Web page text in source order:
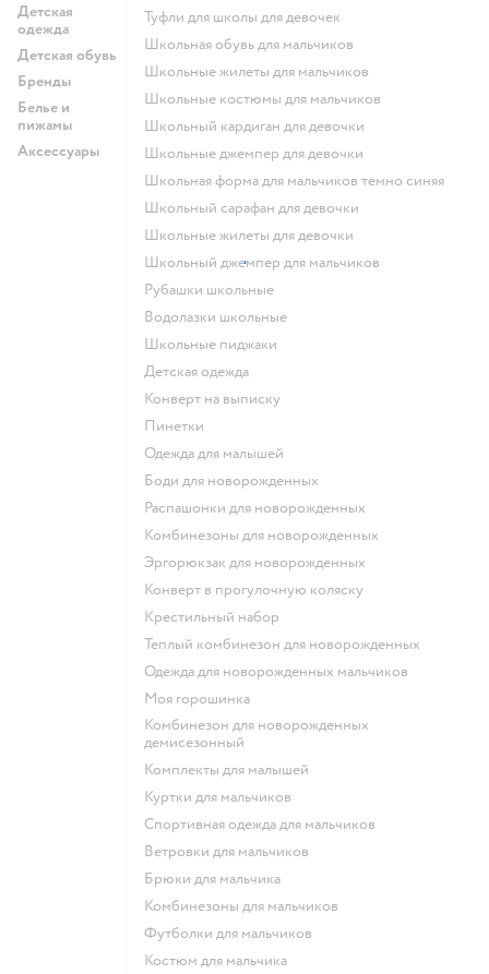
Детская
одежда
Детская обувь
Бренды
Белье и
пижамы
Аксессуары
Туфли для школы для девочек
Школьная обувь для мальчиков
Школьные жилеты для мальчиков
Школьные костюмы для мальчиков
Школьный кардиган для девочки
Школьные джемпер для девочки
Школьная форма для мальчиков темно синяя
Школьный сарафан для девочки
Школьные жилеты для девочки
Школьный джемпер для мальчиков
Рубашки школьные
Водолазки школьные
Школьные пиджаки
Детская одежда
Конверт на выписку
Пинетки
Одежда для малышей
Боди для новорожденных
Распашонки для новорожденных
Комбинезоны для новорожденных
Эргорюкзак для новорожденных
Конверт в прогулочную коляску
Крестильный набор
Теплый комбинезон для новорожденных
Одежда для новорожденных мальчиков
Моя горошинка
Комбинезон для новорожденных
демисезонный
Комплекты для малышей
Куртки для мальчиков
Спортивная одежда для мальчиков
Ветровки для мальчиков
Брюки для мальчика
Комбинезоны для мальчиков
Футболки для мальчиков
Костюм для мальчика